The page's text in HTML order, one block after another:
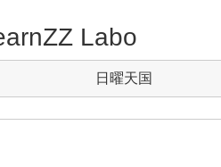
Labo
日曜天国